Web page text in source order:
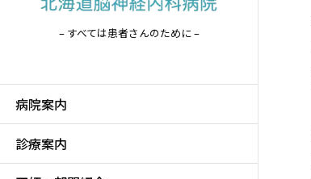
– すべては患者さんのために –
病院案内
診療案内